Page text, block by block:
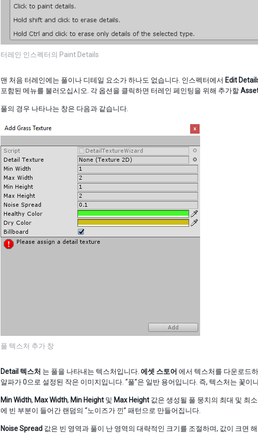
터레인 인스펙터의 Paint Details
맨 처음 터레인에는 풀이나 디테일 요소가 하나도 없습니다. 인스펙터에서 Edit
포함된 메뉴를 불러오십시오. 각 옵션을 클릭하면 터레인 페인팅을 위해 추가할
풀의 경우 나타나는 창은 다음과 같습니다.
풀 텍스처 추가 창
Detail 텍스처 는 풀을 나타내는 텍스처입니다. 에셋 스토어 에서 텍스처를 다운로드
알파가 0으로 설정된 작은 이미지입니다. “풀”은 일반 용어입니다. 즉, 텍스처는 꽃
Min Width, Max Width, Min Height 및 Max Height 값은 생성될 풀 뭉치의 최대 및 최
에 빈 부분이 들어간 랜덤의 “노이즈가 낀” 패턴으로 만들어집니다.
Noise Spread 값은 빈 영역과 풀이 난 영역의 대략적인 크기를 조절하며, 값이 크면